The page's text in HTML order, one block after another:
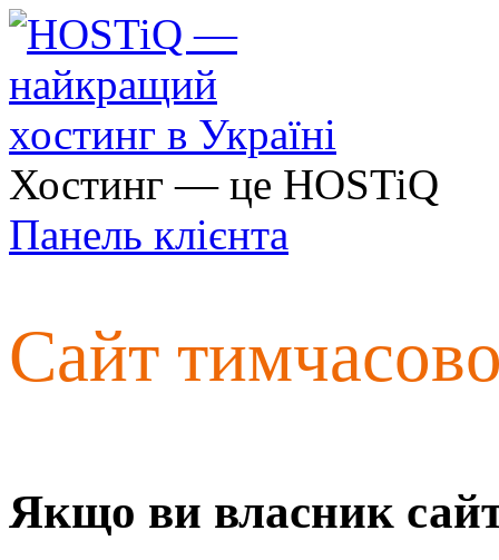
Хостинг — це HOSTiQ
Панель клієнта
Сайт
Якщо ви власник